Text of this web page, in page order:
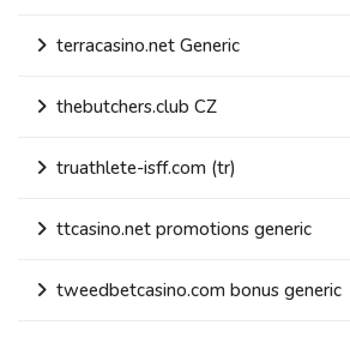
terracasino.net Generic
thebutchers.club CZ
truathlete-isff.com (tr)
ttcasino.net promotions generic
tweedbetcasino.com bonus generic